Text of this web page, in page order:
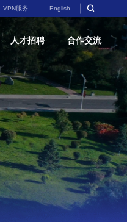
VPN服务 English
人才招聘 合作交流